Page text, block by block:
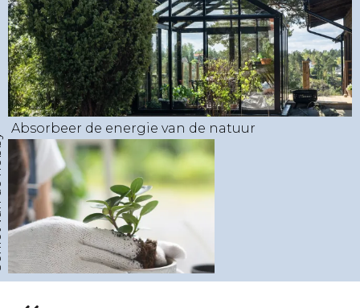
Absorbeer de energie van de natuur